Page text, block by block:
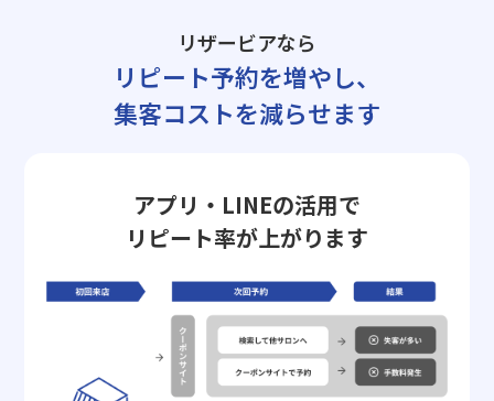
リザービアなら
リピート予約を増やし、
集客コストを減らせます
アプリ・LINEの活用で
リピート率が上がります